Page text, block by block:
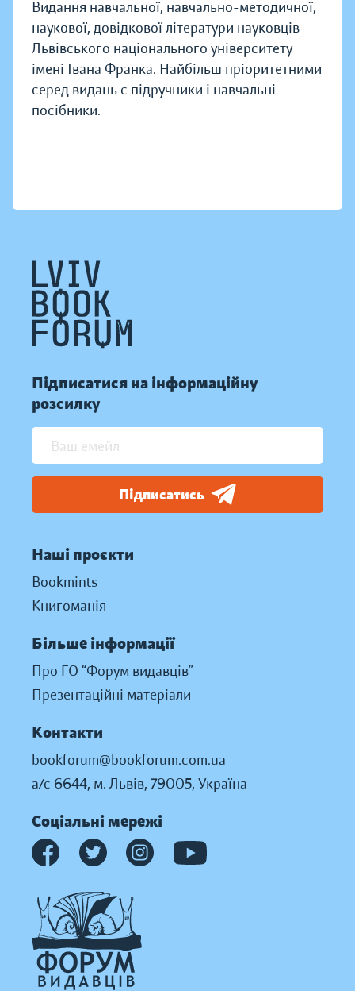
Видання навчальної, навчально-методичної,
наукової, довідкової літератури науковців
Львівського національного університету
імені Івана Франка. Найбільш пріоритетними
серед видань є підручники і навчальні
посібники.
Підписатися на інформаційну
розсилку
Підписатись
Наші проєкти
Bookmints
Книгоманія
Більше інформації
Про ГО “Форум видавців”
Презентаційні матеріали
Контакти
bookforum@bookforum.com.ua
а/с 6644, м. Львів, 79005, Україна
Соціальні мережі